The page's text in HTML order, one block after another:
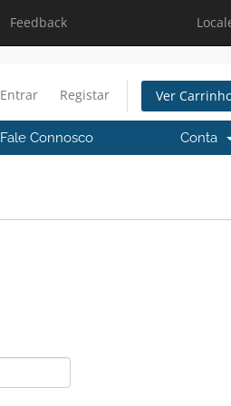
Feedback
Entrar Registar Ver
Fale Connosco Conta